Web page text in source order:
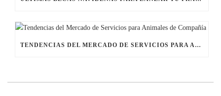
TENDENCIAS DEL MERCADO DE SERVICIOS PARA ANIMALES DE COMPAÑÍA